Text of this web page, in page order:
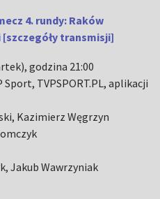
4. rundy: Raków
[szczegóły transmisji]
godzina 21:00
Sport, TVPSPORT.PL, aplikacji
Kazimierz Węgrzyn
Jakub Wawrzyniak